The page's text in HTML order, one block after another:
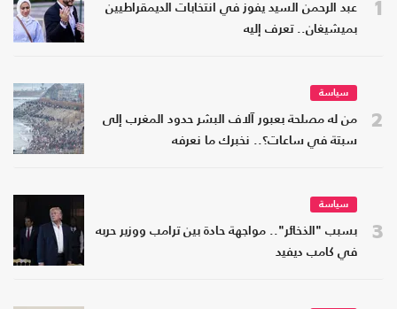
1
عبد الرحمن السيد يفوز في انتخابات الديمقراطيين
بميشيغان.. تعرف إليه
2
سياسة
من له مصلحة بعبور آلاف البشر حدود المغرب إلى
سبتة في ساعات؟.. نخبرك ما نعرفه
3
سياسة
بسبب "الذخائر".. مواجهة حادة بين ترامب ووزير حربه
في كامب ديفيد